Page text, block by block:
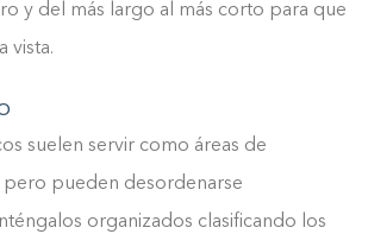
y del más largo al más corto para que
vista.
suelen servir como áreas de
pero pueden desordenarse
organizados clasificando los